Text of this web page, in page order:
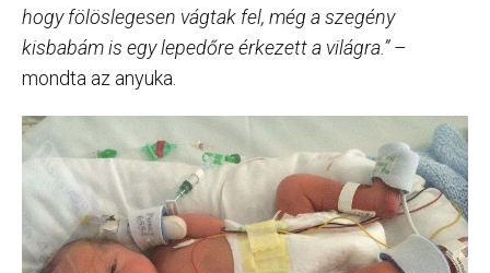
hogy fölöslegesen vágtak fel, még a szegény
kisbabám is egy lepedőre érkezett a világra.”–
mondta az anyuka.